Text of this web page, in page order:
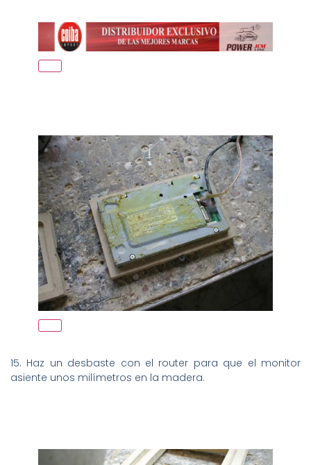
15. Haz un desbaste con el router para que el monitor
asiente unos milímetros en la madera.